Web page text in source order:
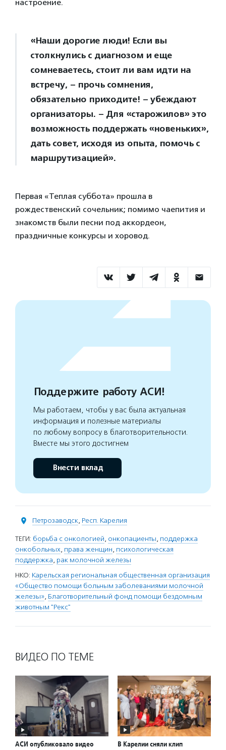
настроение.
«Наши дорогие люди! Если вы
столкнулись с диагнозом и еще
сомневаетесь, стоит ли вам идти на
встречу, – прочь сомнения,
обязательно приходите! – убеждают
организаторы. – Для «старожилов» это
возможность поддержать «новеньких»,
дать совет, исходя из опыта, помочь с
маршрутизацией».
Первая «Теплая суббота» прошла в
рождественский сочельник; помимо чаепития и
знакомств были песни под аккордеон,
праздничные конкурсы и хоровод.
Поддержите работу АСИ!
Мы работаем, чтобы у вас была актуальная
информация и полезные материалы
по любому вопросу в благотворительности.
Вместе мы этого достигнем
Внести вклад
Петрозаводск, Респ. Карелия
ТЕГИ: борьба с онкологией, онкопациенты, поддержка
онкобольных, права женщин, психологическая
поддержка, рак молочной железы
НКО: Карельская региональная общественная организация
«Общество помощи больным заболеваниями молочной
железы», Благотворительный фонд помощи бездомным
животным "Рекс"
ВИДЕО ПО ТЕМЕ
АСИ опубликовало видео
В Карелии сняли клип